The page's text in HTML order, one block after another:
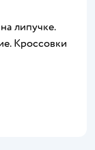
липучке.
Кроссовки